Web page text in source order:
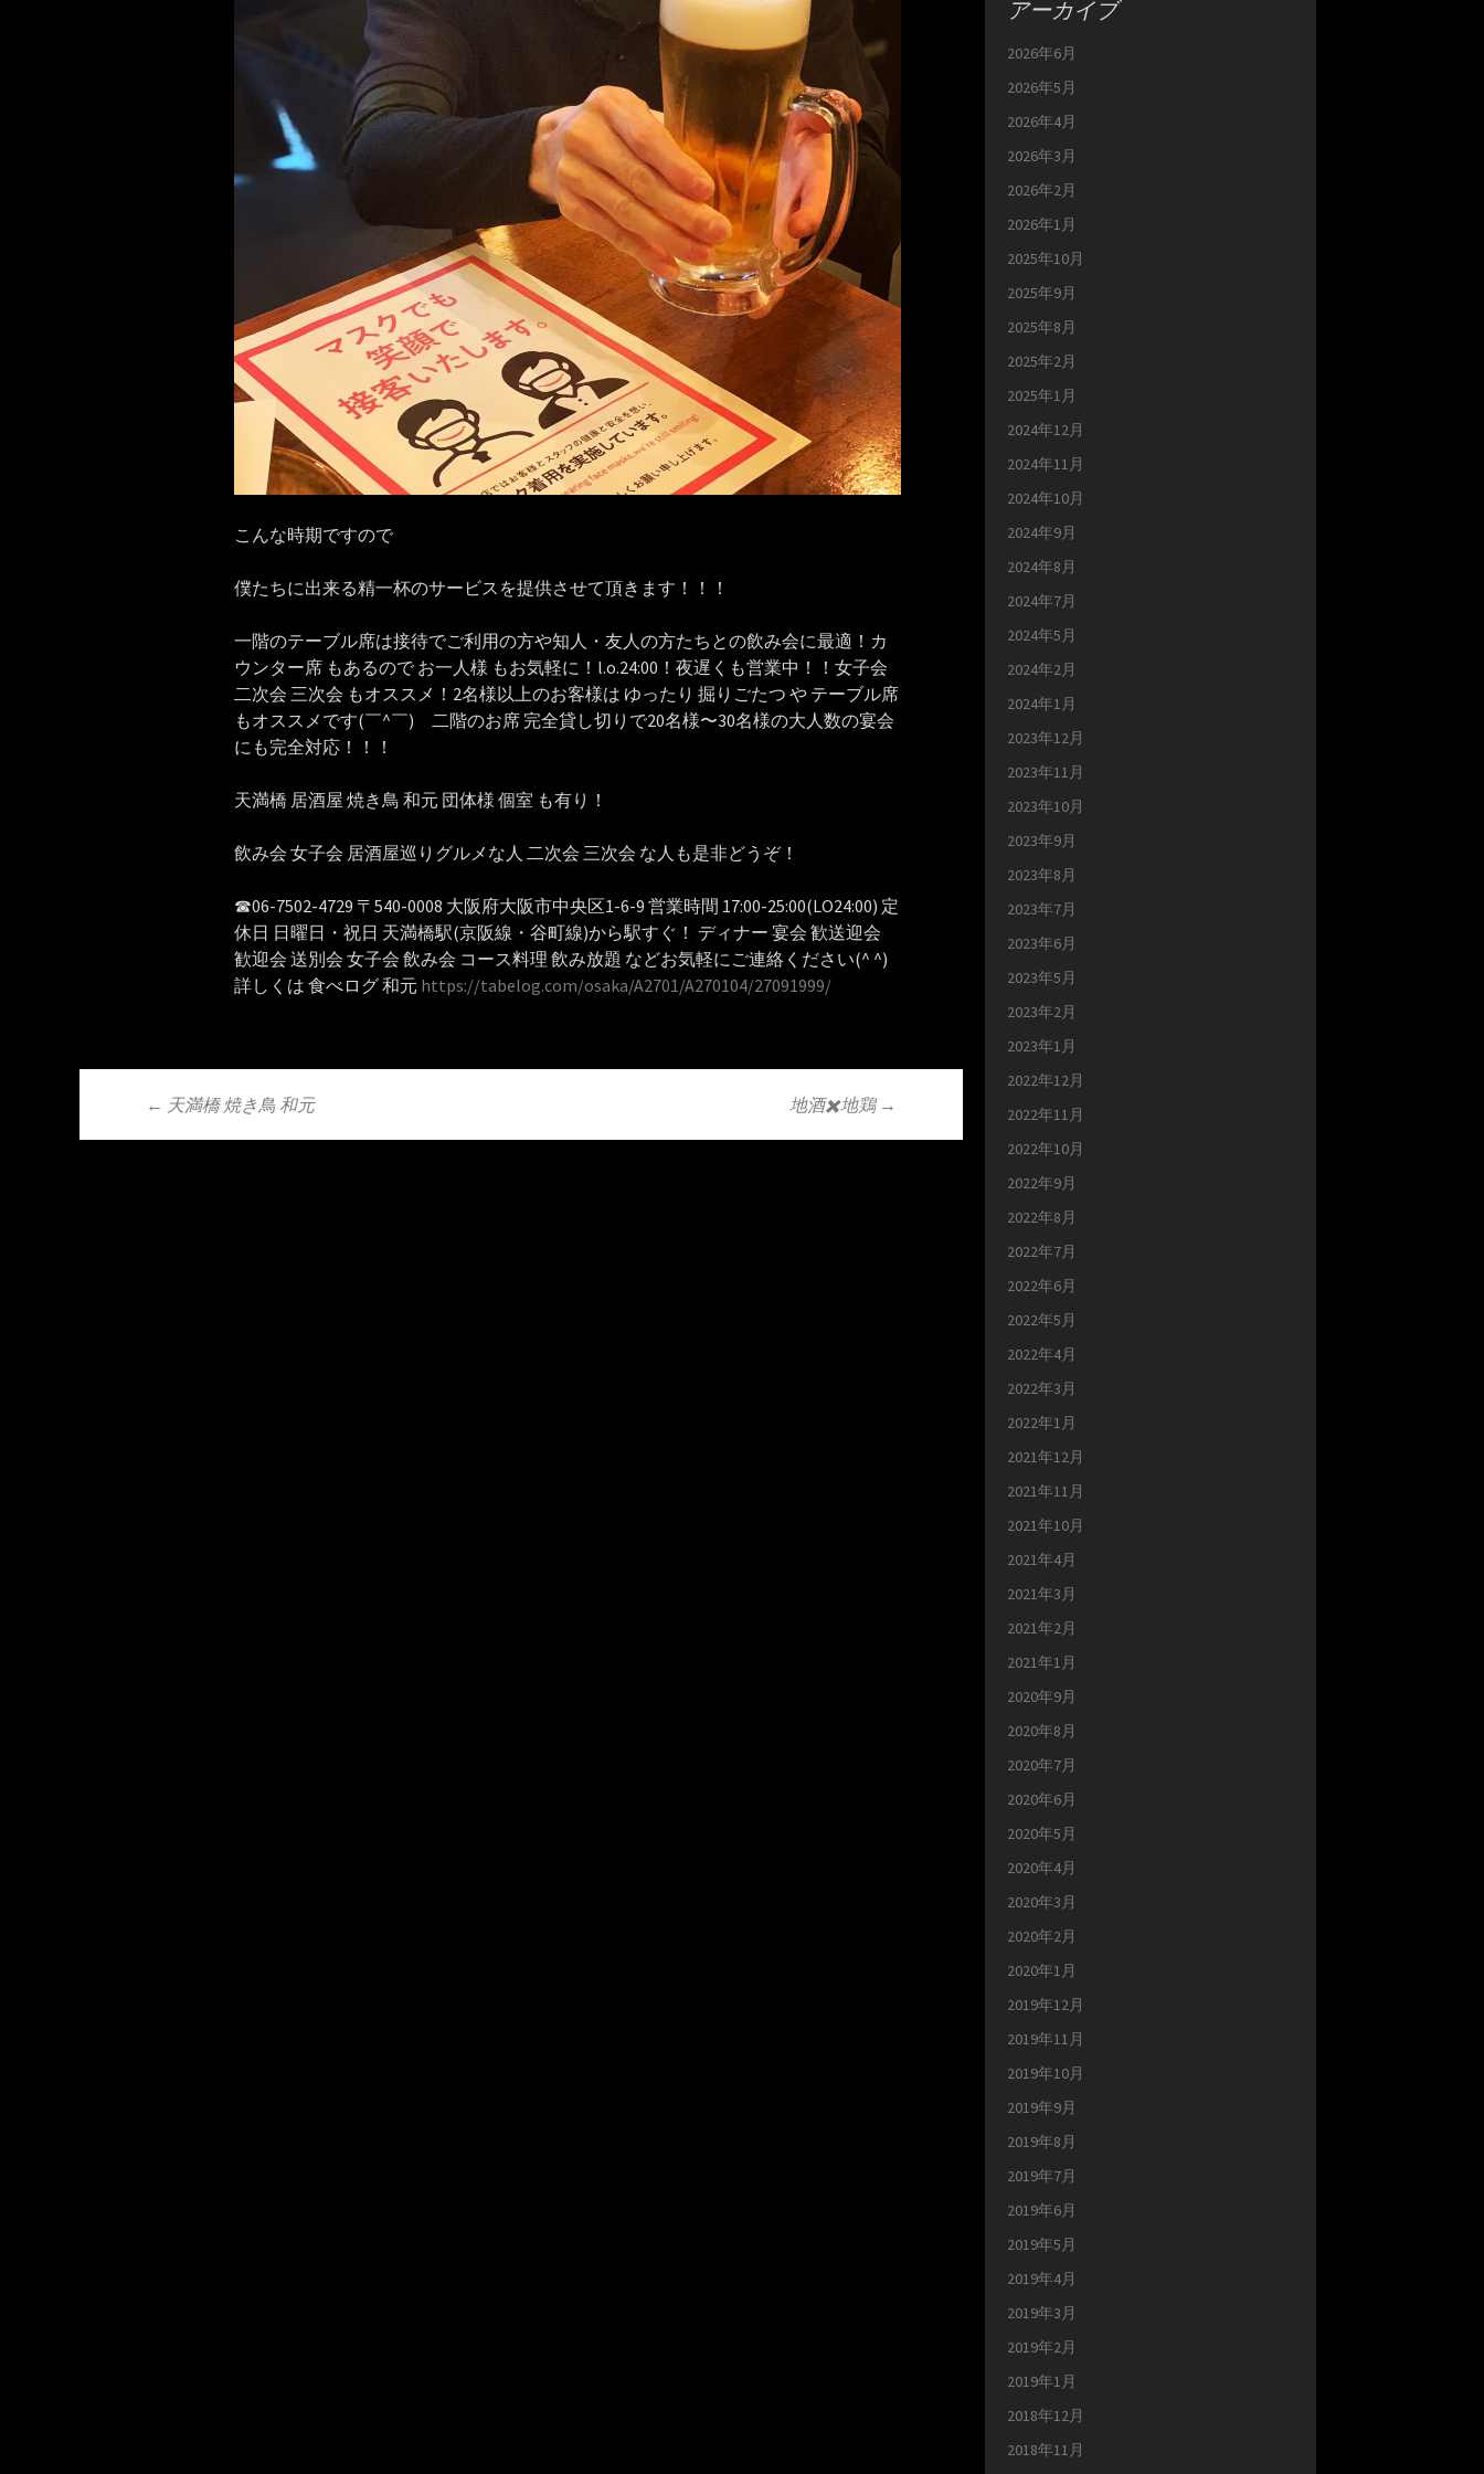
こんな時期ですので
僕たちに出来る精一杯のサービスを提供させて頂きます！！！
一階のテーブル席は接待でご利用の方や知人・友人の方たちとの飲み会に最適！カ
ウンター席 もあるので お一人様 もお気軽に！l.o.24:00！夜遅くも営業中！！女子会
二次会 三次会 もオススメ！2名様以上のお客様は ゆったり 掘りごたつ や テーブル席
もオススメです(￣^￣)ゞ二階のお席 完全貸し切りで20名様〜30名様の大人数の宴会
にも完全対応！！！
天満橋 居酒屋 焼き鳥 和元 団体様 個室 も有り！
飲み会 女子会 居酒屋巡りグルメな人 二次会 三次会 な人も是非どうぞ！
☎︎06-7502-4729 〒540-0008 大阪府大阪市中央区1-6-9 営業時間 17:00-25:00(LO24:00) 定
休日 日曜日・祝日 天満橋駅(京阪線・谷町線)から駅すぐ！ ディナー 宴会 歓送迎会
歓迎会 送別会 女子会 飲み会 コース料理 飲み放題 などお気軽にご連絡ください(^ ^)
詳しくは 食べログ 和元 https://tabelog.com/osaka/A2701/A270104/27091999/
投稿ナビゲーション
← 天満橋 焼き鳥 和元 地酒✖️地鶏 →
アーカイブ
2026年6月
2026年5月
2026年4月
2026年3月
2026年2月
2026年1月
2025年10月
2025年9月
2025年8月
2025年2月
2025年1月
2024年12月
2024年11月
2024年10月
2024年9月
2024年8月
2024年7月
2024年5月
2024年2月
2024年1月
2023年12月
2023年11月
2023年10月
2023年9月
2023年8月
2023年7月
2023年6月
2023年5月
2023年2月
2023年1月
2022年12月
2022年11月
2022年10月
2022年9月
2022年8月
2022年7月
2022年6月
2022年5月
2022年4月
2022年3月
2022年1月
2021年12月
2021年11月
2021年10月
2021年4月
2021年3月
2021年2月
2021年1月
2020年9月
2020年8月
2020年7月
2020年6月
2020年5月
2020年4月
2020年3月
2020年2月
2020年1月
2019年12月
2019年11月
2019年10月
2019年9月
2019年8月
2019年7月
2019年6月
2019年5月
2019年4月
2019年3月
2019年2月
2019年1月
2018年12月
2018年11月